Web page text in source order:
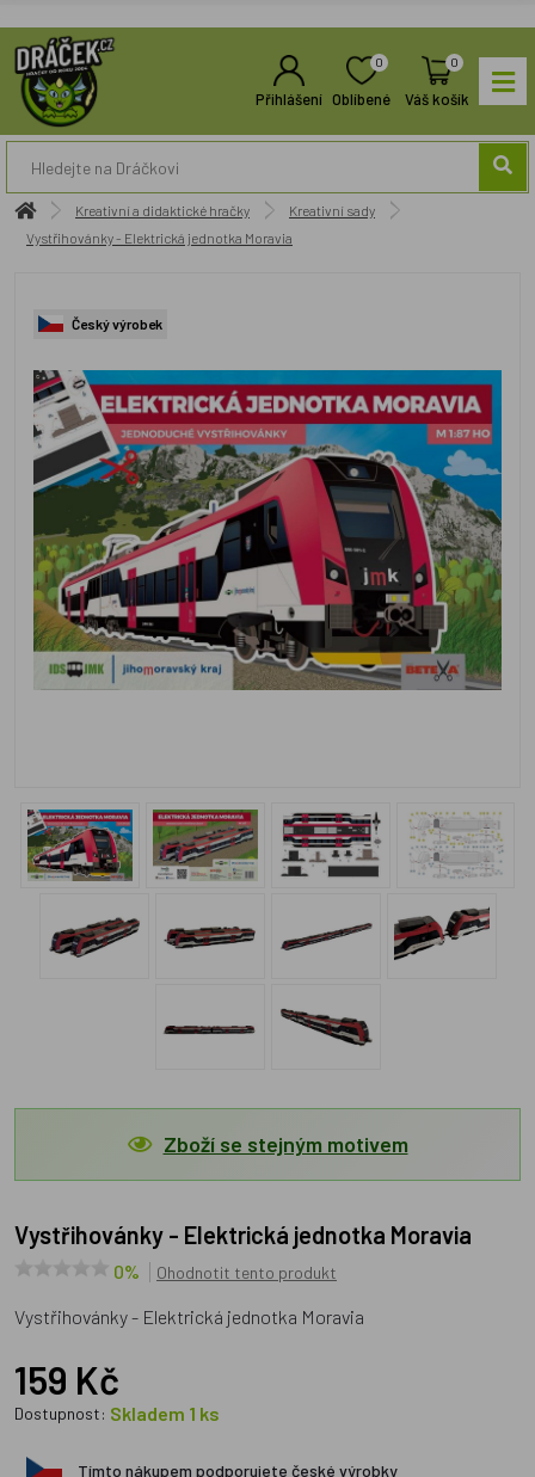
Přihlášení
0
Oblíbené
0
Váš košík
Kreativní a didaktické hračky
Kreativní sady
Vystřihovánky - Elektrická jednotka Moravia
Český výrobek
Zboží se stejným motivem
Vystřihovánky - Elektrická jednotka Moravia
0% Ohodnotit tento produkt
Vystřihovánky - Elektrická jednotka Moravia
159 Kč
Dostupnost: Skladem 1 ks
Tímto nákupem podporujete české výrobky